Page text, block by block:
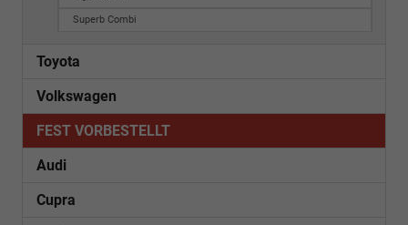
Superb Combi
Toyota
Volkswagen
FEST VORBESTELLT
Audi
Cupra